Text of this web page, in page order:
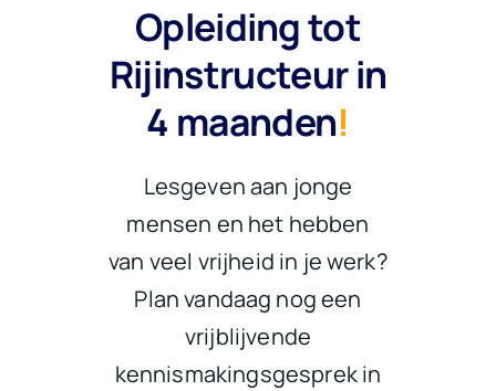
Opleiding tot
Rijinstructeur in
4 maanden!
Lesgeven aan jonge
mensen en het hebben
van veel vrijheid in je werk?
Plan vandaag nog een
vrijblijvende
kennismakingsgesprek in